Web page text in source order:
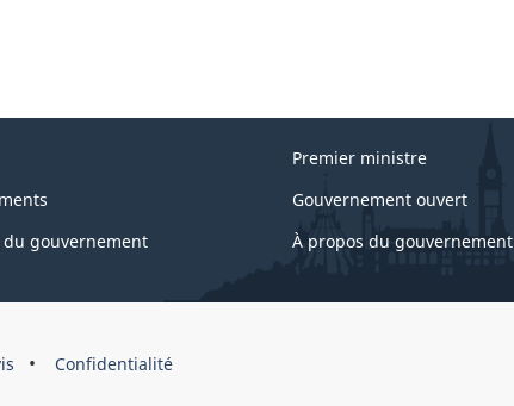
gouvernement
Premier ministre
Gouvernement ouvert
À propos du gouvernement
Confidentialité